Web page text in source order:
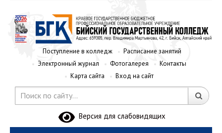
Поступление в колледж
Расписание занятий
Электронный журнал
Фотогалерея
Контакты
Карта сайта
Вход на сайт
Версия для слабовидящих